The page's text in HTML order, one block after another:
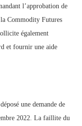
l’approbation de
Commodity Futures
également
et fournir une aide
une demande de
2022. La faillite du